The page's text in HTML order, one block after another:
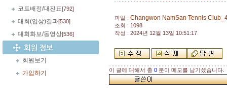
코트배정/대진표[792]
대회(입상)결과[530]
대회화보/동영상[536]
회원보기
가입하기
파일 : Changwon NamSan Tennis
조회 : 1098
작성 : 2024년 12월 13일 10:51:17
이 글에 대해서 총 0 분이 메모를 남기셨습니다.